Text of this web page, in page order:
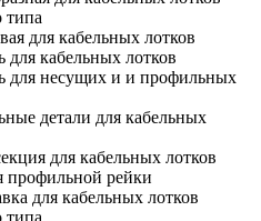
типа
для кабельных лотков
для кабельных лотков
для несущих и и профильных
детали для кабельных
для кабельных лотков
профильной рейки
для кабельных лотков
типа